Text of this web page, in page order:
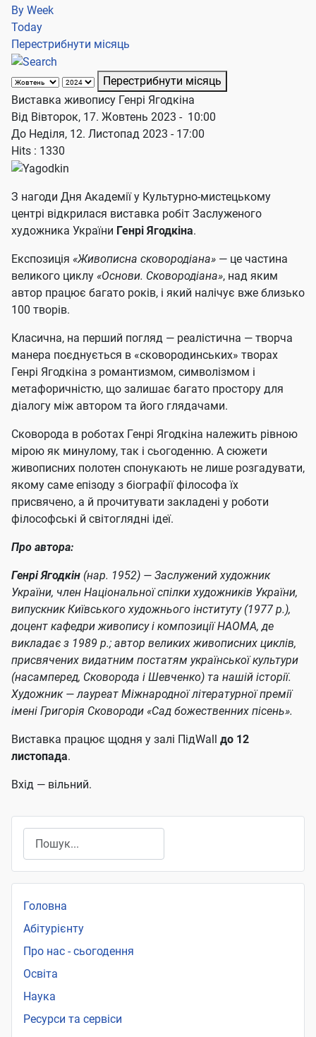
By Week
Today
Перестрибнути місяць
Перестрибнути місяць
Виставка живопису Генрі Ягодкіна
Від Вівторок, 17. Жовтень 2023 - 10:00
До Неділя, 12. Листопад 2023 - 17:00
Hits : 1330
З нагоди Дня Академії у Культурно-мистецькому
центрі відкрилася виставка робіт Заслуженого
художника України Генрі Ягодкіна.
Експозиція «Живописна сковородіана» — це частина
великого циклу «Основи. Сковородіана», над яким
автор працює багато років, і який налічує вже близько
100 творів.
Класична, на перший погляд — реалістична — творча
манера поєднується в «сковородинських» творах
Генрі Ягодкіна з романтизмом, символізмом і
метафоричністю, що залишає багато простору для
діалогу між автором та його глядачами.
Сковорода в роботах Генрі Ягодкіна належить рівною
мірою як минулому, так і сьогоденню. А сюжети
живописних полотен спонукають не лише розгадувати,
якому саме епізоду з біографії філософа їх
присвячено, а й прочитувати закладені у роботи
філософські й світоглядні ідеї.
Про автора:
Генрі Ягодкін (нар. 1952) — Заслужений художник
України, член Національної спілки художників України,
випускник Київського художнього інституту (1977 р.),
доцент кафедри живопису і композиції НАОМА, де
викладає з 1989 р.; автор великих живописних циклів,
присвячених видатним постатям української культури
(насамперед, Сковорода і Шевченко) та нашій історії.
Художник — лауреат Міжнародної літературної премії
імені Григорія Сковороди «Сад божественних пісень».
Виставка працює щодня у залі ПідWall до 12
листопада.
Вхід — вільний.
Головна
Абітурієнту
Про нас - сьогодення
Освіта
Наука
Ресурси та сервіси